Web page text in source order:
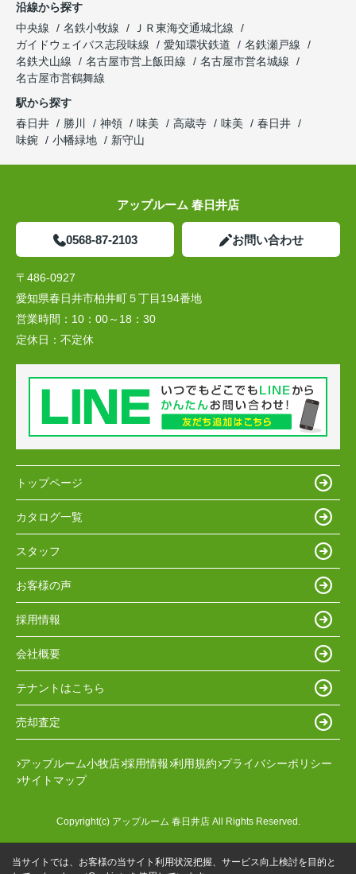
沿線から探す
中央線
名鉄小牧線
ＪＲ東海交通城北線
ガイドウェイバス志段味線
愛知環状鉄道
名鉄瀬戸線
名鉄犬山線
名古屋市営上飯田線
名古屋市営名城線
名古屋市営鶴舞線
駅から探す
春日井
勝川 神領 味美 高蔵寺 味美
春日井
味鋺
小幡緑地 新守山
アップルーム 春日井店
0568-87-2103 お問い合わせ
〒486-0927
愛知県春日井市柏井町５丁目194番地
営業時間： 10：00～18：30
定休日： 不定休
トップページ
カタログ一覧
スタッフ
お客様の声
採用情報
会社概要
テナントはこちら
売却査定
アップルーム小牧店 採用情報 利用規約 プライバシーポリシー
サイトマップ
Copyright(c) アップルーム 春日井店 All Rights Reserved.
当サイトでは、お客様の当サイト利用状況把握、サービス向上検討を目的と